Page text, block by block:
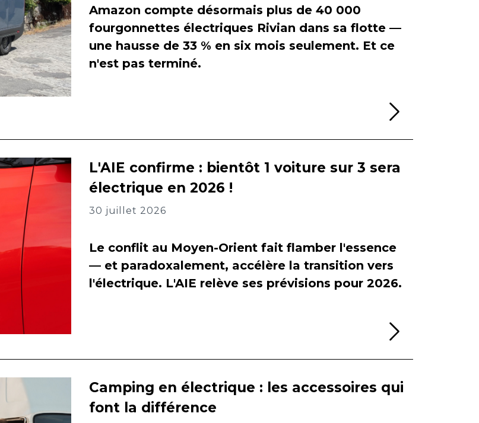
Amazon compte désormais plus de 40 000
fourgonnettes électriques Rivian dans sa flotte —
une hausse de 33 % en six mois seulement. Et ce
n'est pas terminé.
L'AIE confirme : bientôt 1 voiture sur 3 sera
électrique en 2026 !
30 juillet 2026
Le conflit au Moyen-Orient fait flamber l'essence
— et paradoxalement, accélère la transition vers
l'électrique. L'AIE relève ses prévisions pour 2026.
Camping en électrique : les accessoires qui
font la différence